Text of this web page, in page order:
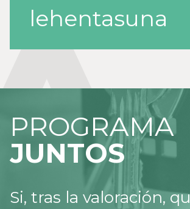
lehentasuna
PROGRAMA
JUNTOS
Si, tras la valoración,